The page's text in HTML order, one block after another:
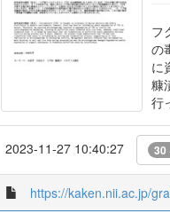
フ
の
に
糠
行
2023-11-27 10:40:27 30
https://kaken.nii.ac.jp/